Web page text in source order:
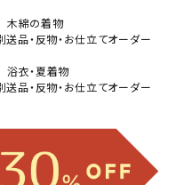
木綿の着物
品・反物・お仕立てオーダー
浴衣・夏着物
品・反物・お仕立てオーダー